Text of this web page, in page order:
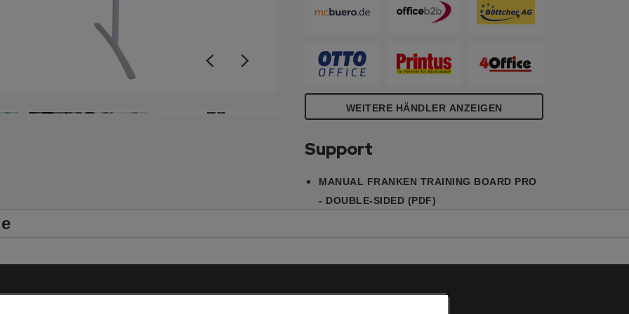
+9
ausgenommen). Inkl. hochwertigen
Aluminium-Standbeinen mit leicht
speziellen Verbindungselementen, die ein
einfaches Einsetzen und Entfernen der
Tafelgröße Standard Version: 150 x 120
cm; Tafelgröße Klappbare Version: (2x) 75
WEITERE HÄNDLER ANZEIGEN
Support
MANUAL FRANKEN TRAINING BOARD PRO
- DOUBLE-SIDED (PDF)